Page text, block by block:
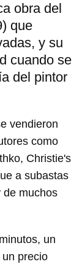
obra del
que
y su
cuando se
del pintor
vendieron
como
Christie's
a subastas
de muchos
un
precio